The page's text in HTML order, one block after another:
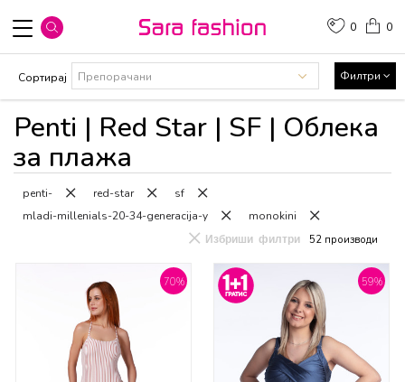
0
0
Penti | Red Star | SF | Облека
за плажа
Сортирај Филтри
penti- red-star
sf
mladi-millenials-20-34-generacija-y
monokini
52 производи
Избриши филтри
70% 59%